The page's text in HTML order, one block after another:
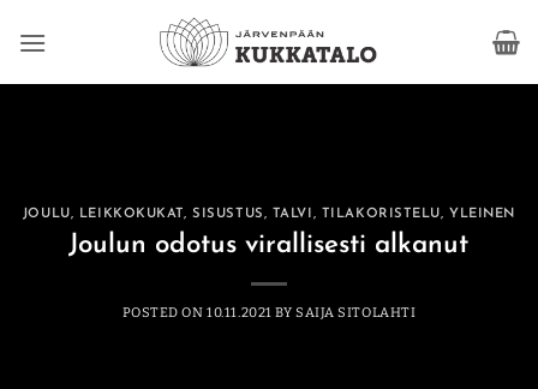
JOULU, LEIKKOKUKAT,SISUSTUS, TALVI, TILAKORISTELU, YLEINEN
Joulun odotus virallisesti alkanut
POSTED ON10.11.2021 BYSAIJA SITOLAHTI